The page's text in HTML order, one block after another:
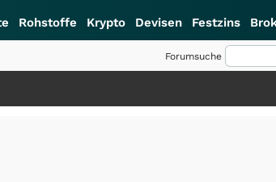
Rohstoffe Krypto Devisen Festzins
Forumsuche